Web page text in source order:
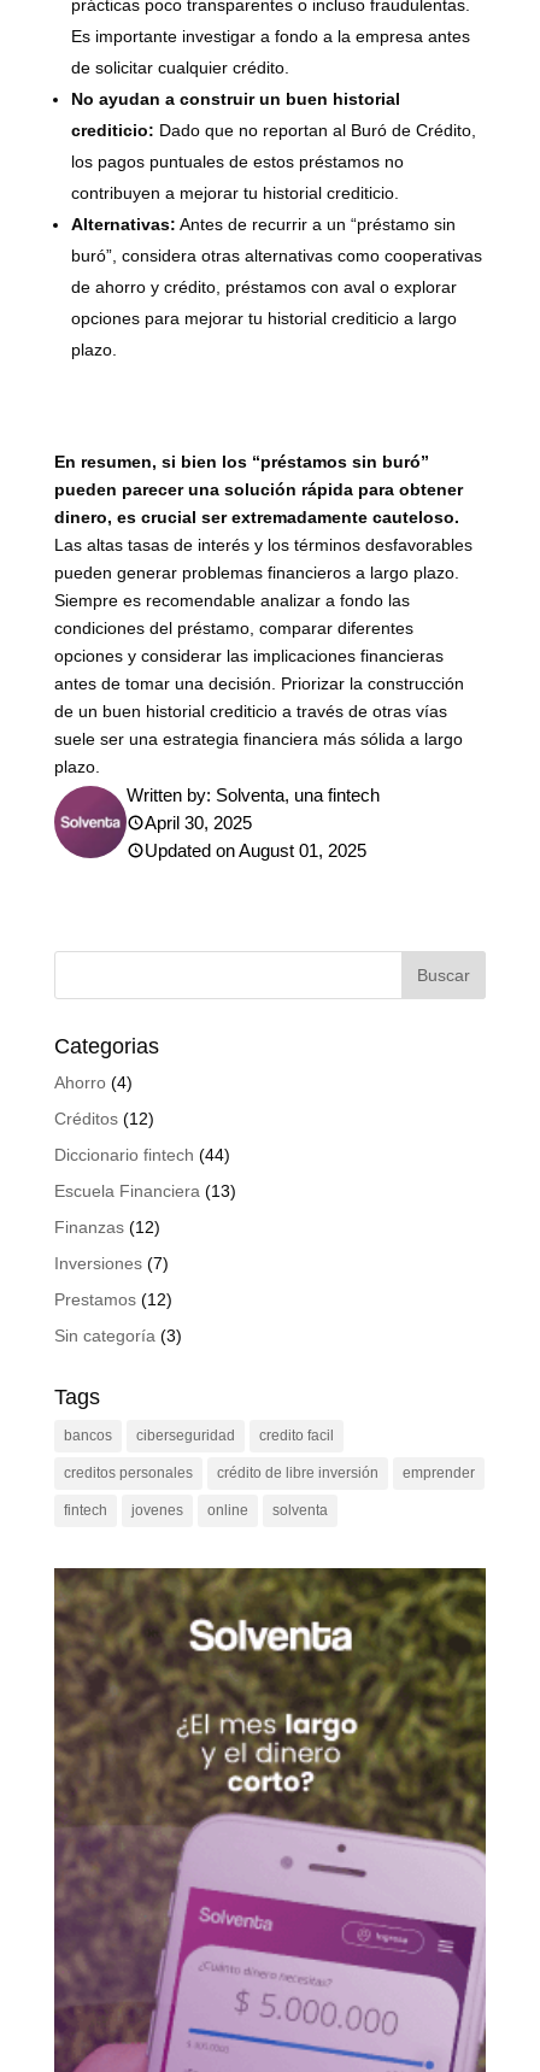
prácticas poco transparentes o incluso fraudulentas.
Es importante investigar a fondo a la empresa antes
de solicitar cualquier crédito.
No ayudan a construir un buen historial
crediticio: Dado que no reportan al Buró de Crédito,
los pagos puntuales de estos préstamos no
contribuyen a mejorar tu historial crediticio.
Alternativas: Antes de recurrir a un “préstamo sin
buró”, considera otras alternativas como cooperativas
de ahorro y crédito, préstamos con aval o explorar
opciones para mejorar tu historial crediticio a largo
plazo.
En resumen, si bien los “préstamos sin buró”
pueden parecer una solución rápida para obtener
dinero, es crucial ser extremadamente cauteloso.
Las altas tasas de interés y los términos desfavorables
pueden generar problemas financieros a largo plazo.
Siempre es recomendable analizar a fondo las
condiciones del préstamo, comparar diferentes
opciones y considerar las implicaciones financieras
antes de tomar una decisión. Priorizar la construcción
de un buen historial crediticio a través de otras vías
suele ser una estrategia financiera más sólida a largo
plazo.
Written by: Solventa, una fintech
April 30, 2025
Updated on August 01, 2025
Categorias
Ahorro(4)
Créditos(12)
Diccionario fintech (44)
Escuela Financiera (13)
Finanzas(12)
Inversiones(7)
Prestamos(12)
Sin categoría (3)
Tags
bancos ciberseguridad credito facil
creditos personales crédito de libre inversión emprender
fintech jovenes online solventa